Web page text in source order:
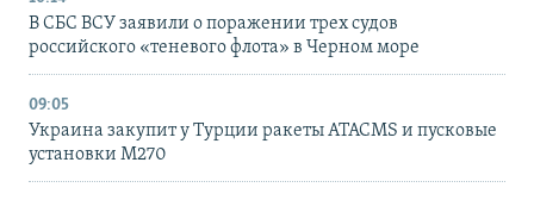
В СБС ВСУ заявили о поражении трех судов
российского «теневого флота» в Черном море
09:05
Украина закупит у Турции ракеты ATACMS и пусковые
установки M270